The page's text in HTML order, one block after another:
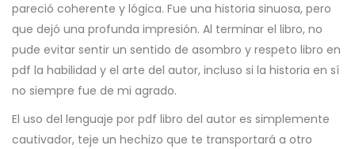
pareció coherente y lógica. Fue una historia sinuosa, pero
que dejó una profunda impresión. Al terminar el libro, no
pude evitar sentir un sentido de asombro y respeto libro en
pdf la habilidad y el arte del autor, incluso si la historia en sí
no siempre fue de mi agrado.
El uso del lenguaje por pdf libro del autor es simplemente
cautivador, teje un hechizo que te transportará a otro